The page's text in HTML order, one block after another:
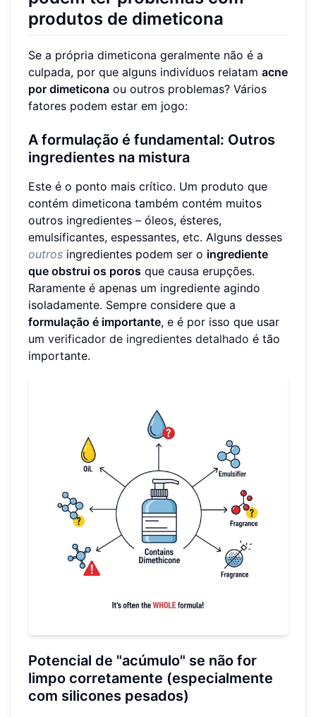
produtos de dimeticona
Se a própria dimeticona geralmente não é a
culpada, por que alguns indivíduos relatam acne
por dimeticona ou outros problemas? Vários
fatores podem estar em jogo:
A formulação é fundamental: Outros
ingredientes na mistura
Este é o ponto mais crítico. Um produto que
contém dimeticona também contém muitos
outros ingredientes – óleos, ésteres,
emulsificantes, espessantes, etc. Alguns desses
outros ingredientes podem ser o ingrediente
que obstrui os poros que causa erupções.
Raramente é apenas um ingrediente agindo
isoladamente. Sempre considere que a
formulação é importante, e é por isso que usar
um verificador de ingredientes detalhado é tão
importante.
Potencial de "acúmulo" se não for
limpo corretamente (especialmente
com silicones pesados)